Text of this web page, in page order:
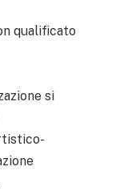
qualificato
si